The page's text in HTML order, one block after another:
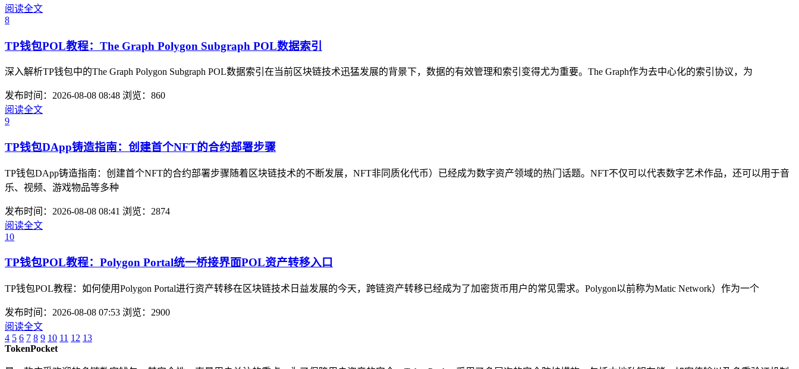
阅读全文
8
TP钱包POL教程：The Graph Polygon Subgraph POL数据索引
深入解析TP钱包中的The Graph Polygon Subgraph POL数据索引在当前区块链技术迅猛发展的背景下，数据的有效管理和索引变得尤为重要。The Graph作为去中心化的索引协议，为
发布时间：2026-08-08 08:48 浏览：860
阅读全文
9
TP钱包DApp铸造指南：创建首个NFT的合约部署步骤
TP钱包DApp铸造指南：创建首个NFT的合约部署步骤随着区块链技术的不断发展，NFT非同质化代币）已经成为数字资产领域的热门话题。NFT不仅可以代表数字艺术作品，还可以用于音
乐、视频、游戏物品等多种
发布时间：2026-08-08 08:41 浏览：2874
阅读全文
10
TP钱包POL教程：Polygon Portal统一桥接界面POL资产转移入口
TP钱包POL教程：如何使用Polygon Portal进行资产转移在区块链技术日益发展的今天，跨链资产转移已经成为了加密货币用户的常见需求。Polygon以前称为Matic Network）作为一个
发布时间：2026-08-08 07:53 浏览：2900
阅读全文
4 5 6 7 8 9 10 11 12 13
TokenPocket